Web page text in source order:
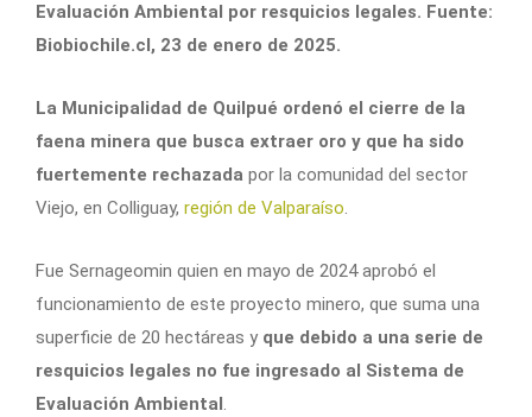
Evaluación Ambiental por resquicios legales. Fuente:
Biobiochile.cl, 23 de enero de 2025.
La Municipalidad de Quilpué ordenó el cierre de la
faena minera que busca extraer oro y que ha sido
fuertemente rechazada por la comunidad del sector
Viejo, en Colliguay, región de Valparaíso.
Fue Sernageomin quien en mayo de 2024 aprobó el
funcionamiento de este proyecto minero, que suma una
superficie de 20 hectáreas y que debido a una serie de
resquicios legales no fue ingresado al Sistema de
Evaluación Ambiental.